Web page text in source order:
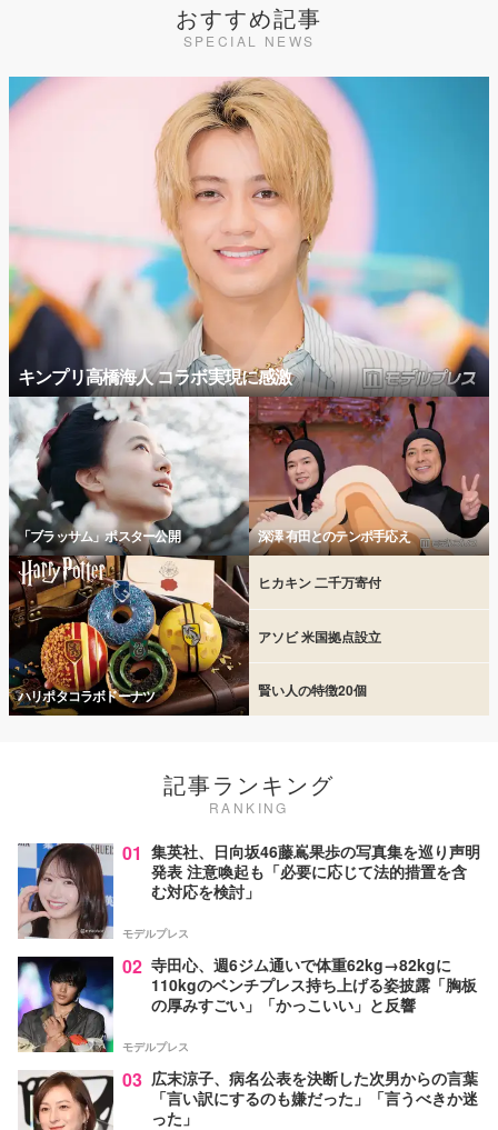
おすすめ記事
SPECIAL NEWS
キンプリ高橋海人 コラボ実現に感激
「ブラッサム」ポスター公開 深澤 有田とのテンポ手応え
ハリポタコラボドーナツ
ヒカキン 二千万寄付
アソビ 米国拠点設立
賢い人の特徴20個
記事ランキング
RANKING
01 集英社、日向坂46藤嶌果歩の写真集を巡り声明
発表 注意喚起も「必要に応じて法的措置を含
む対応を検討」
モデルプレス
02 寺田心、週6ジム通いで体重62kg→82kgに
110kgのベンチプレス持ち上げる姿披露「胸板
の厚みすごい」「かっこいい」と反響
モデルプレス
03 広末涼子、病名公表を決断した次男からの言葉
「言い訳にするのも嫌だった」「言うべきか迷
った」